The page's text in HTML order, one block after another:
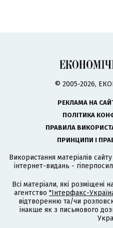
© 2005-2026,
РЕКЛАМА НА
ПОЛІТИКА
ПРАВИЛА
ПРИНЦИПИ І
Використання матеріалів
інтернет-видань -
Всі матеріали, які розміщені
агентство "Інтерфакс-
відтворенню та/чи
інакше як з письмового